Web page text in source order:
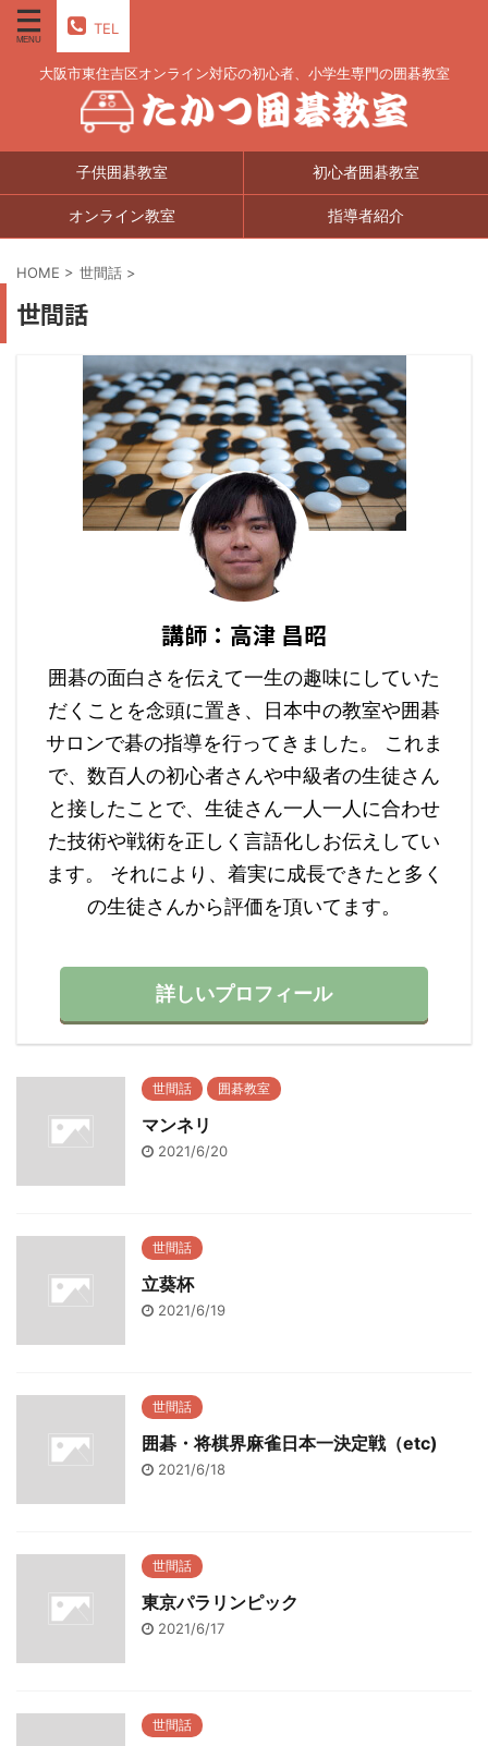
TEL
大阪市東住吉区オンライン対応の初心者、小学生専門の囲碁教室
子供囲碁教室 初心者囲碁教室
オンライン教室 指導者紹介
HOME > 世間話 >
世間話
講師：高津 昌昭
囲碁の面白さを伝えて一生の趣味にしていた
だくことを念頭に置き、日本中の教室や囲碁
サロンで碁の指導を行ってきました。 これま
で、数百人の初心者さんや中級者の生徒さん
と接したことで、生徒さん一人一人に合わせ
た技術や戦術を正しく言語化しお伝えしてい
ます。 それにより、着実に成長できたと多く
の生徒さんから評価を頂いてます。
詳しいプロフィール
世間話 囲碁教室
マンネリ
2021/6/20
世間話
立葵杯
2021/6/19
世間話
囲碁・将棋界麻雀日本一決定戦（etc)
2021/6/18
世間話
東京パラリンピック
2021/6/17
世間話